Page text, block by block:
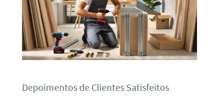
Depoimentos de Clientes Satisfeitos